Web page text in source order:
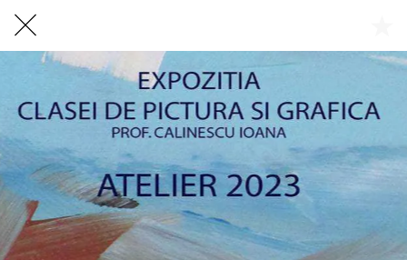
Centrul Burada 🇷🇴 🇺🇦
Asistentul Centrului Cultural Teodor T. Burada